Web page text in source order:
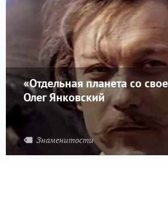
«Отдельная планета со
Олег Янковский
Знаменитости